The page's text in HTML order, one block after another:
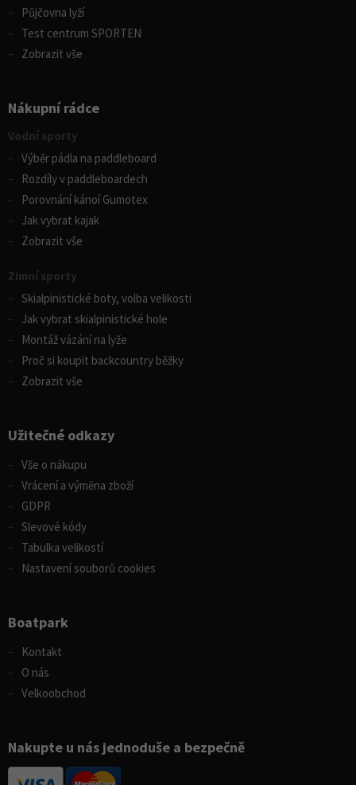
Půjčovna lyží
Test centrum SPORTEN
Zobrazit vše
Nákupní rádce
Vodní sporty
Výběr pádla na paddleboard
Rozdíly v paddleboardech
Porovnání kánoí Gumotex
Jak vybrat kajak
Zobrazit vše
Zimní sporty
Skialpinistické boty, volba velikosti
Jak vybrat skialpinistické hole
Montáž vázání na lyže
Proč si koupit backcountry běžky
Zobrazit vše
Užitečné odkazy
Vše o nákupu
Vrácení a výměna zboží
GDPR
Slevové kódy
Tabulka velikostí
Nastavení souborů cookies
Boatpark
Kontakt
O nás
Velkoobchod
Nakupte u nás jednoduše a bezpečně